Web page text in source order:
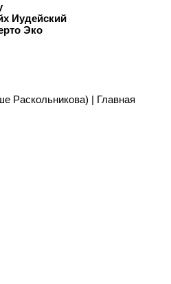
Иудейский
Эко
Раскольникова) | Главная